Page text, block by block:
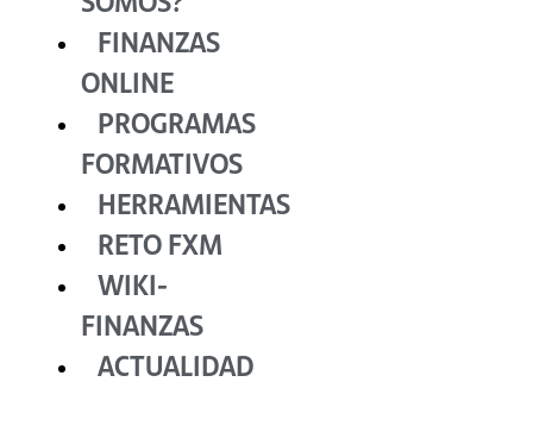
FINANZAS
ONLINE
PROGRAMAS
FORMATIVOS
HERRAMIENTAS
RETO FXM
WIKI-
FINANZAS
ACTUALIDAD